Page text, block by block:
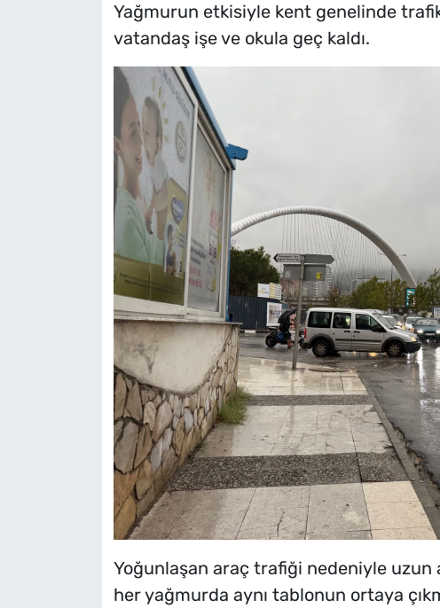
Yağmurun etkisiyle kent genelinde
vatandaş işe ve okula geç kaldı.
Yoğunlaşan araç trafiği nedeniyle uzun
her yağmurda aynı tablonun ortaya